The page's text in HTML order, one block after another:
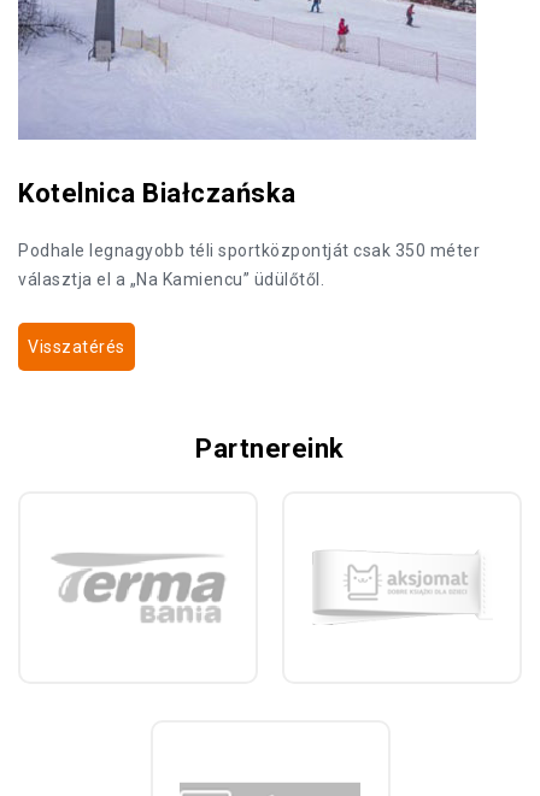
Kotelnica Białczańska
Podhale legnagyobb téli sportközpontját csak 350 méter
választja el a „Na Kamiencu” üdülőtől.
Visszatérés
Partnereink